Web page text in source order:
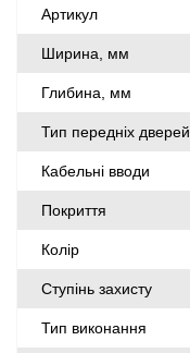
Артикул
Ширина, мм
Глибина, мм
Тип передніх дверей
Кабельні вводи
Покриття
Колір
Ступінь захисту
Тип виконання